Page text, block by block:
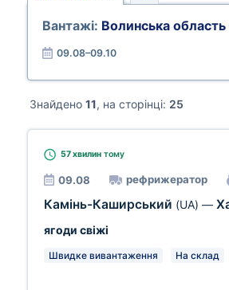
Вантажі: Волинська
09.08–09.10
Знайдено 11, на сторінці: 25
57 хвилин тому
09.08 рефрижератор
Камінь-Каширський (UA) —
ягоди свіжі
Швидке вивантаження На склад